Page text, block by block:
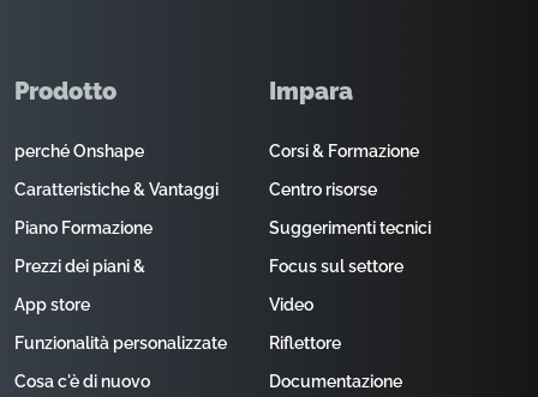
Prodotto
perché Onshape
Caratteristiche & Vantaggi
Piano Formazione
Prezzi dei piani &
App store
Funzionalità personalizzate
Cosa c'è di nuovo
Impara
Corsi & Formazione
Centro risorse
Suggerimenti tecnici
Focus sul settore
Video
Riflettore
Documentazione